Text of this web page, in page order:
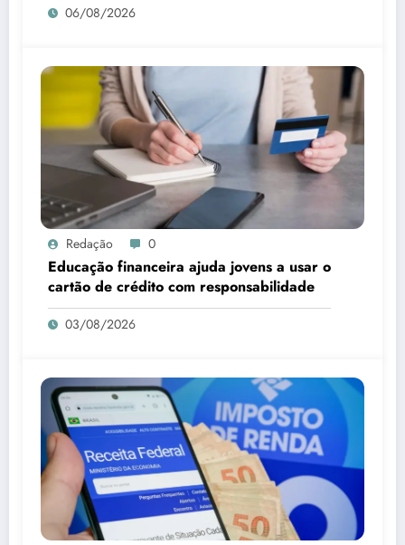
06/08/2026
Redação 0
Educação financeira ajuda jovens a usar o
cartão de crédito com responsabilidade
03/08/2026